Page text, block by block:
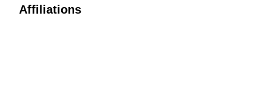
Affiliations